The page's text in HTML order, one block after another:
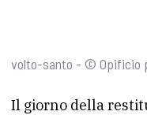
volto-santo - © Opificio
Il giorno della